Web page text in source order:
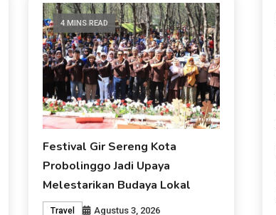
4 MINS READ
Festival Gir Sereng Kota
Probolinggo Jadi Upaya
Melestarikan Budaya Lokal
Travel
Agustus 3, 2026